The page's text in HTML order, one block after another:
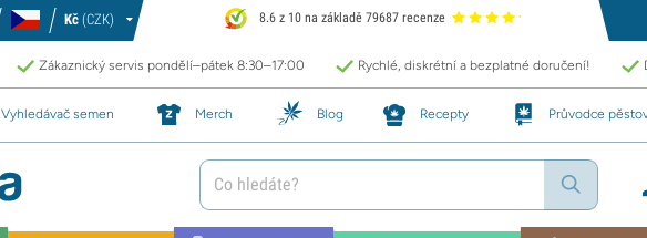
Kč (CZK) 8.6 z 10 na základě 79687 recenze
Zákaznický servis pondělí–pátek 8:30–17:00 Rychlé, diskrétní a bezplatné doručení!
Vyhledávač semen Merch Blog Recepty Průvodce